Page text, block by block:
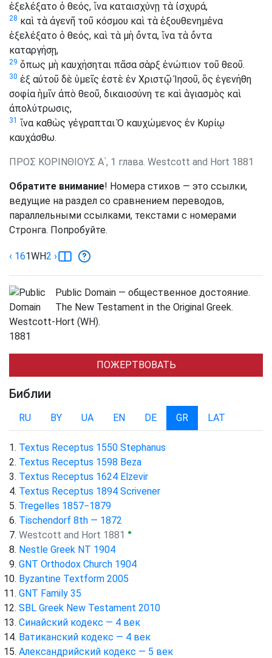
ἐξελέξατο ὁ θεός, ἵνα καταισχύνῃ τὰ ἰσχυρά,
28 καὶ τὰ ἀγενῆ τοῦ κόσμου καὶ τὰ ἐξουθενημένα
ἐξελέξατο ὁ θεός, καὶ τὰ μὴ ὄντα, ἵνα τὰ ὄντα
καταργήσῃ,
29 ὅπως μὴ καυχήσηται πᾶσα σὰρξ ἐνώπιον τοῦ θεοῦ.
30 ἐξ αὐτοῦ δὲ ὑμεῖς ἐστὲ ἐν Χριστῷ Ἰησοῦ, ὃς ἐγενήθη
σοφία ἡμῖν ἀπὸ θεοῦ, δικαιοσύνη τε καὶ ἁγιασμὸς καὶ
ἀπολύτρωσις,
31 ἵνα καθὼς γέγραπται Ὁ καυχώμενος ἐν Κυρίῳ
καυχάσθω.
ΠΡΟΣ ΚΟΡΙΝΘΙΟΥΣ Α΄, 1 глава. Westcott and Hort 1881
Обратите внимание! Номера стихов — это ссылки,
ведущие на раздел со сравнением переводов,
параллельными ссылками, текстами с номерами
Стронга. Попробуйте.
‹ 161WH2 ›
Public Domain — общественное достояние.
The New Testament in the Original Greek.
Westcott-Hort (WH).
1881
ПОЖЕРТВОВАТЬ
Библии
RU BY UA EN DE GR LAT
Textus Receptus 1550 Stephanus
Textus Receptus 1598 Beza
Textus Receptus 1624 Elzevir
Textus Receptus 1894 Scrivener
Tregelles 1857−1879
Tischendorf 8th — 1872
Westcott and Hort 1881 ●
Nestle Greek NT 1904
GNT Orthodox Church 1904
Byzantine Textform 2005
GNT Family 35
SBL Greek New Testament 2010
Синайский кодекс — 4 век
Ватиканский кодекс — 4 век
Александрийский кодекс — 5 век